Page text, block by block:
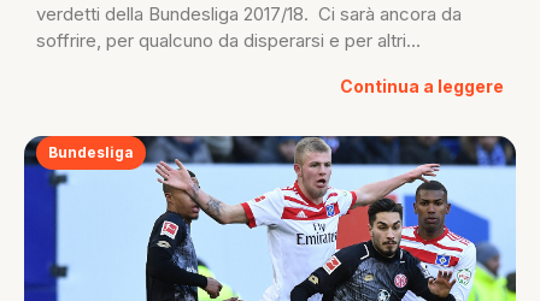
verdetti della Bundesliga 2017/18. Ci sarà ancora da
soffrire, per qualcuno da disperarsi e per altri...
Continua a leggere
Bundesliga